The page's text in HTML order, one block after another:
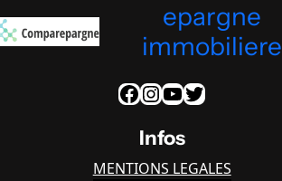
epargne
immobiliere
Facebook InstagramYouTube Twitter
Infos
MENTIONS LEGALES